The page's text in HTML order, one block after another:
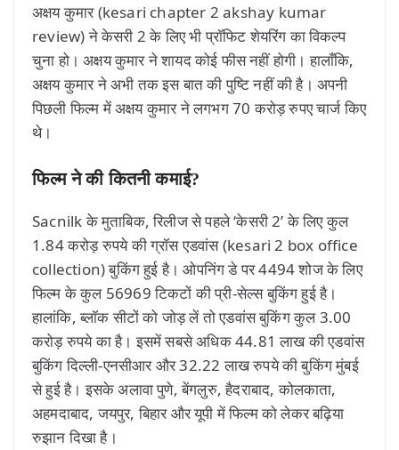
अक्षय कुमार (kesari chapter 2 akshay kumar
review) ने केसरी 2 के लिए भी प्रॉफिट शेयरिंग का विकल्प
चुना हो। अक्षय कुमार ने शायद कोई फीस नहीं होगी। हालाँकि,
अक्षय कुमार ने अभी तक इस बात की पुष्टि नहीं की है। अपनी
पिछली फिल्म में अक्षय कुमार ने लगभग 70 करोड़ रुपए चार्ज किए
थे।
फिल्म ने की कितनी कमाई?
Sacnilk के मुताबिक, रिलीज से पहले ‘केसरी 2’ के लिए कुल
1.84 करोड़ रुपये की ग्रॉस एडवांस (kesari 2 box office
collection) बुकिंग हुई है। ओपनिंग डे पर 4494 शोज के लिए
फिल्‍म के कुल 56969 टिकटों की प्री-सेल्‍स बुकिंग हुई है।
हालांकि, ब्‍लॉक सीटों को जोड़ लें तो एडवांस बुकिंग कुल 3.00
करोड़ रुपये का है। इसमें सबसे अध‍िक 44.81 लाख की एडवांस
बुकिंग दिल्‍ली-एनसीआर और 32.22 लाख रुपये की बुकिंग मुंबई
से हुई है। इसके अलावा पुणे, बेंगलुरु, हैदराबाद, कोलकाता,
अहमदाबाद, जयपुर, बिहार और यूपी में फिल्‍म को लेकर बढ़‍िया
रुझान दिखा है।